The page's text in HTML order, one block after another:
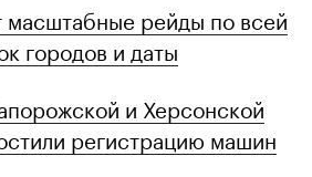
масштабные рейды по всей
городов и даты
и Херсонской
регистрацию машин